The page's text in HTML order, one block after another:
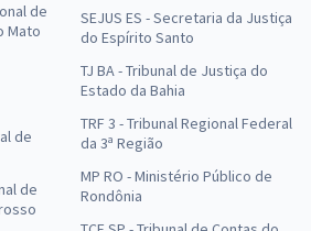
de
Mato
de
de
SEJUS ES - Secretaria da Justiça
do Espírito Santo
TJ BA - Tribunal de Justiça do
Estado da Bahia
TRF 3 - Tribunal Regional Federal
da 3ª Região
MP RO - Ministério Público de
Rondônia